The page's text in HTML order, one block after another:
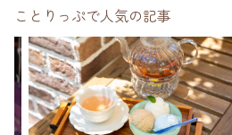
ことりっぷで人気の記事